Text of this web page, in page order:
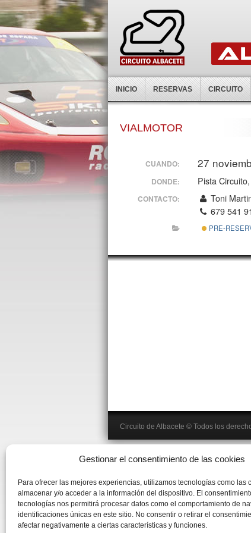
Gestionar el consentimiento de las cookies
Para ofrecer las mejores experiencias, utilizamos tecnologías como las
almacenar y/o acceder a la información del dispositivo. El
tecnologías nos permitirá procesar datos como el comportamiento de
identificaciones únicas en este sitio. No consentir o retirar el
afectar negativamente a ciertas características y funciones.
INICIO RESERVAS CIRCUITO
VIALMOTOR
CUANDO: 27
DONDE: Pista
CONTACTO:
Toni
679 541
PRE-
Circuito de Albacete © Todos los